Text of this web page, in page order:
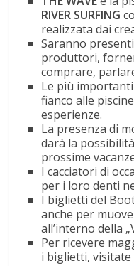
RIVER SURFING
realizzata dai
Saranno
produttori,
comprare,
Le più
fianco alle
esperienze.
La presenza di
darà la
prossime
I cacciatori di
per i loro denti
I biglietti del
anche per
all’interno della
Per ricevere
i biglietti,